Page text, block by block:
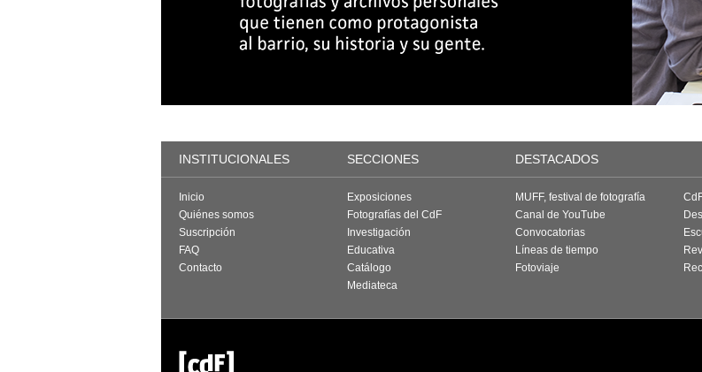
INSTITUCIONALES SECCIONES DESTACADOS
Inicio
Quiénes somos
Suscripción
FAQ
Contacto
Exposiciones
Fotografías del CdF
Investigación
Educativa
Catálogo
Mediateca
MUFF, festival de fotografía
Canal de YouTube
Convocatorias
Líneas de tiempo
Fotoviaje